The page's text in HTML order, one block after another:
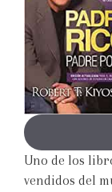
Uno de los
vendidos del